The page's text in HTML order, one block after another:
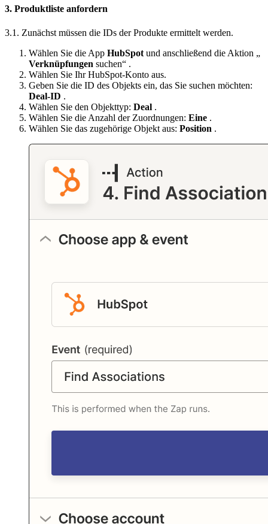
3. Produktliste anfordern
3.1. Zunächst müssen die IDs der Produkte ermittelt werden.
Wählen Sie die App HubSpot und anschließend die Aktion „
Verknüpfungen suchen“ .
Wählen Sie Ihr HubSpot-Konto aus.
Geben Sie die ID des Objekts ein, das Sie suchen möchten:
Deal-ID .
Wählen Sie den Objekttyp: Deal .
Wählen Sie die Anzahl der Zuordnungen: Eine .
Wählen Sie das zugehörige Objekt aus: Position .